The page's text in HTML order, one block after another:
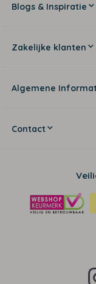
Blogs & Inspiratie
Zakelijke klanten
Algemene
Contact